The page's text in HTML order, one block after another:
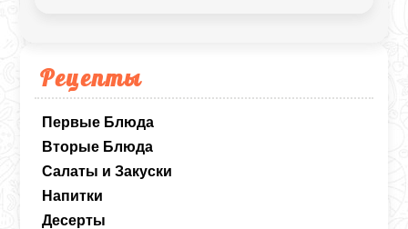
Рецепты
Первые Блюда
Вторые Блюда
Салаты и Закуски
Напитки
Десерты